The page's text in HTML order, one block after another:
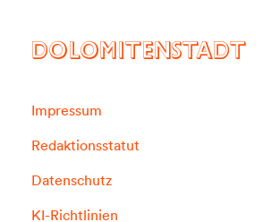
DOLOMITENSTADT
Impressum
Redaktionsstatut
Datenschutz
KI-Richtlinien